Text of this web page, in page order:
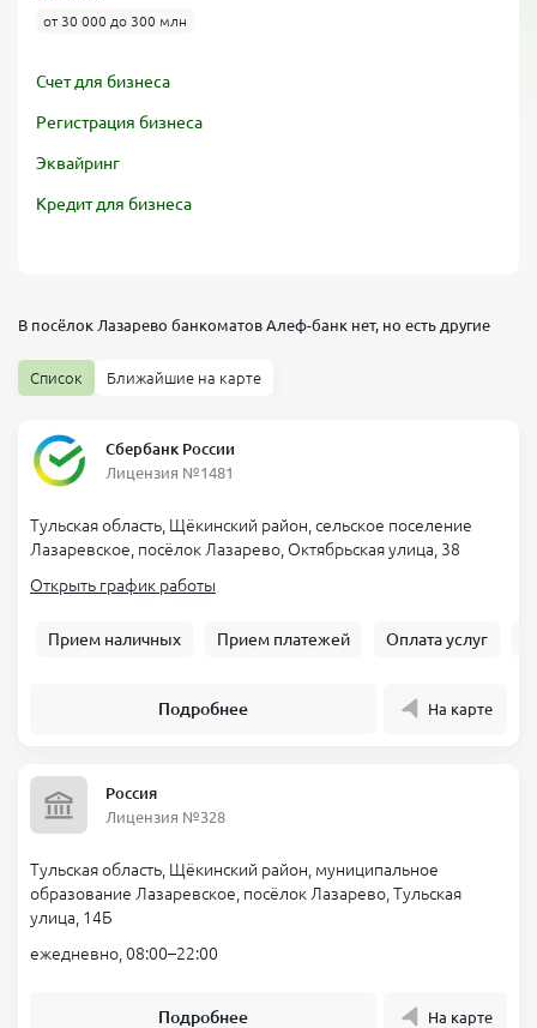
от 30 000 до 300 млн
Счет для бизнеса
Регистрация бизнеса
Эквайринг
Кредит для бизнеса
В посёлок Лазарево банкоматов Алеф-банк нет, но есть другие
Список Ближайшие на карте
Сбербанк России
Лицензия №1481
Тульская область, Щёкинский район, сельское поселение
Лазаревское, посёлок Лазарево, Октябрьская улица, 38
Открыть график работы
Прием наличных Прием платежей Оплата услуг
Подробнее На карте
Россия
Лицензия №328
Тульская область, Щёкинский район, муниципальное
образование Лазаревское, посёлок Лазарево, Тульская
улица, 14Б
ежедневно, 08:00–22:00
Подробнее На карте